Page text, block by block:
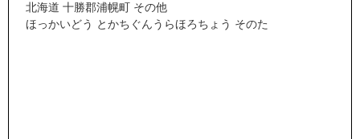
北海道 十勝郡浦幌町 その他
ほっかいどう とかちぐんうらほろちょう そのた